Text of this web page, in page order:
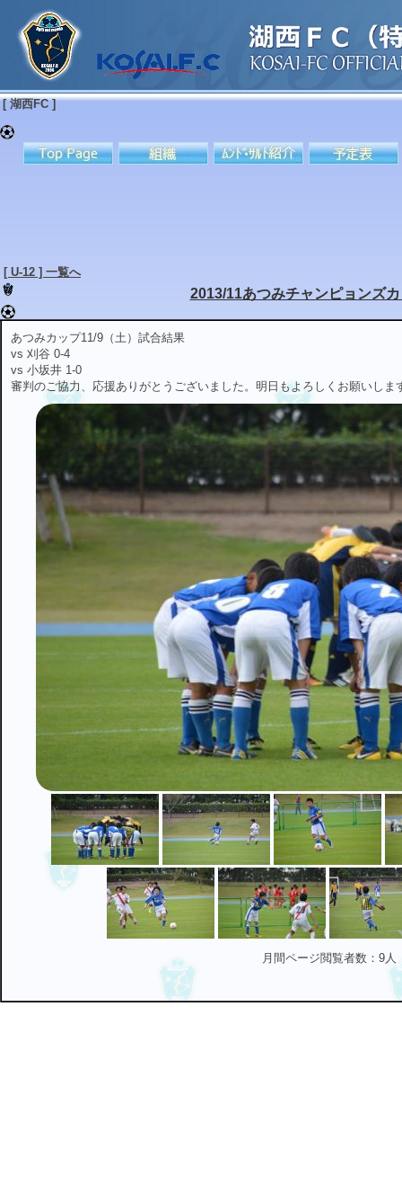
[ 湖西FC ]
[ U-12 ] 一覧へ
2013/11あつみチャンピョンズ
あつみカップ11/9（土）試合結果
vs 刈谷 0-4
vs 小坂井 1-0
審判のご協力、応援ありがとうございました。明日もよろしくお願いしま
月間ページ閲覧者数：9人